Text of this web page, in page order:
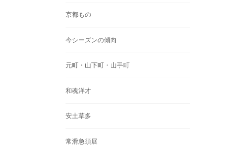
京都もの
今シーズンの傾向
元町・山下町・山手町
和魂洋才
安土草多
常滑急須展